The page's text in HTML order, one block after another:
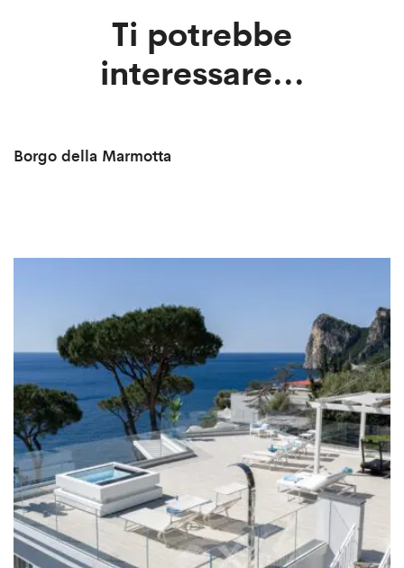
Ti potrebbe
interessare...
Borgo della Marmotta